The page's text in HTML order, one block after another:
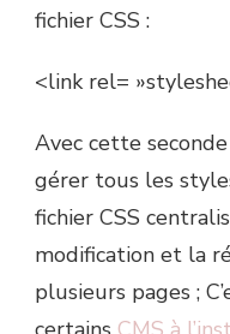
fichier CSS :
<link rel=
Avec cette
gérer tous les
fichier CSS
modification et la
plusieurs pages ;